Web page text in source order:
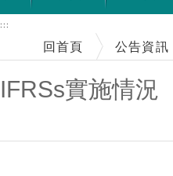
:::
回首頁 公告資訊
IFRSs實施情況